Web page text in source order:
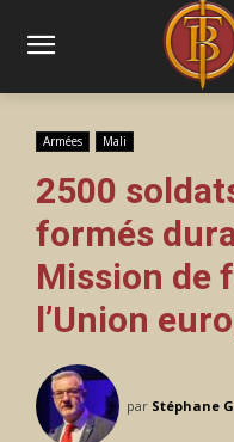
Armées Mali
2500
formés
Mission de
l’Union
par Stéphane